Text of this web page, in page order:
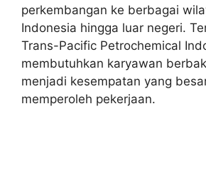
perkembangan ke berbagai
Indonesia hingga luar negeri.
Trans-Pacific Petrochemical
membutuhkan karyawan
menjadi kesempatan yang
memperoleh pekerjaan.